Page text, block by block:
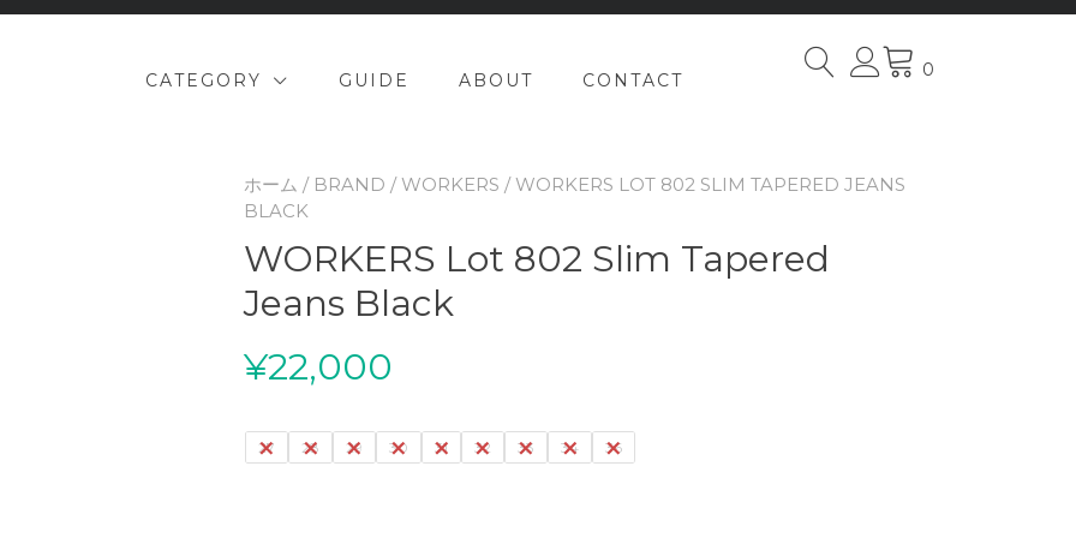
CATEGORY GUIDE ABOUT CONTACT 0
ホーム / BRAND /WORKERS / WORKERS LOT 802 SLIM TAPERED JEANS
BLACK
WORKERS Lot 802 Slim Tapered
Jeans Black
¥22,000
27 28 29 30 31 32 33 34 36